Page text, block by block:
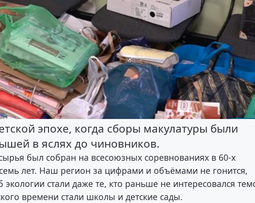
эпохе, когда сборы макулатуры были
в яслях до чиновников.
был собран на всесоюзных соревнованиях в 60-х
лет. Наш регион за цифрами и объёмами не гонится,
стали даже те, кто раньше не интересовался
времени стали школы и детские сады.